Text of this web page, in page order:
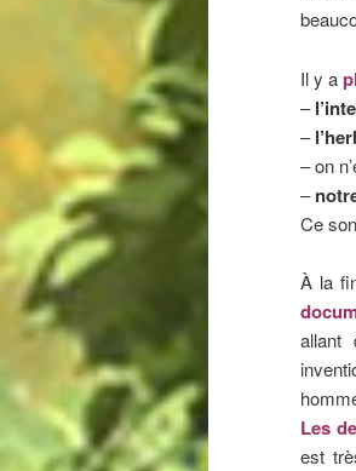
Il y a
–
–
– on
–
Ce
À la
allant
Les
est